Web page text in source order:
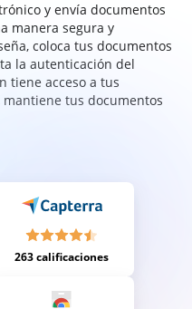
y envía documentos
manera segura y
coloca tus documentos
la autenticación del
tiene acceso a tus
tus documentos
263 calificaciones